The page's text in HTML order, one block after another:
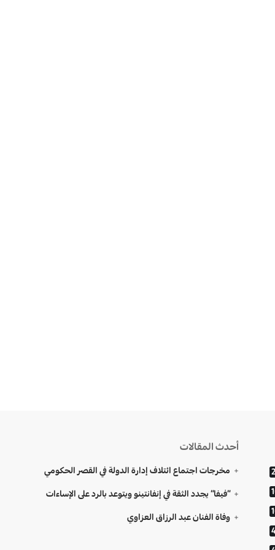
أحدث المقالات
مخرجات اجتماع ائتلاف إدارة الدولة في القصر الحكومي
“فيفا” يجدد الثقة في إنفانتينو ويتوعد بالرد على الإساءات
وفاة الفنان عبد الرزاق العزاوي